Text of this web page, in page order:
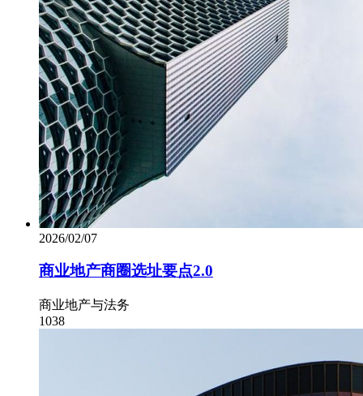
2026/02/07
商业地产商圈选址要点2.0
商业地产与法务
1038